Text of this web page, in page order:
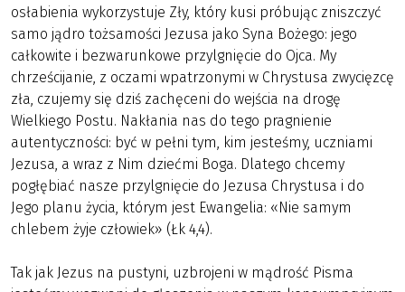
osłabienia wykorzystuje Zły, który kusi próbując zniszczyć
samo jądro tożsamości Jezusa jako Syna Bożego: jego
całkowite i bezwarunkowe przylgnięcie do Ojca. My
chrześcijanie, z oczami wpatrzonymi w Chrystusa zwycięzcę
zła, czujemy się dziś zachęceni do wejścia na drogę
Wielkiego Postu. Nakłania nas do tego pragnienie
autentyczności: być w pełni tym, kim jesteśmy, uczniami
Jezusa, a wraz z Nim dziećmi Boga. Dlatego chcemy
pogłębiać nasze przylgnięcie do Jezusa Chrystusa i do
Jego planu życia, którym jest Ewangelia: «Nie samym
chlebem żyje człowiek» (Łk 4,4).
Tak jak Jezus na pustyni, uzbrojeni w mądrość Pisma